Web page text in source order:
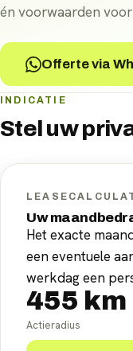
én voorwaarden voor
Offerte via
INDICATIE
Stel uw
Uw
Het exacte
een eventuele
werkdag een
455 km
Actieradius